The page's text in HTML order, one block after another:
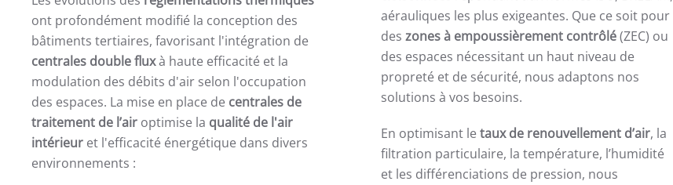
ont profondément modifié la conception des
bâtiments tertiaires, favorisant l'intégration de
centrales double fluxà haute efficacité et la
modulation des débits d'air selon l'occupation
des espaces. La mise en place de centrales de
traitement de l’air optimise la qualité de l'air
intérieur et l'efficacité énergétique dans divers
environnements :
aérauliques les plus exigeantes. Que ce soit pour
des zones à empoussièrement contrôlé(ZEC) ou
des espaces nécessitant un haut niveau de
propreté et de sécurité, nous adaptons nos
solutions à vos besoins.
En optimisant le taux de renouvellement d’air, la
filtration particulaire, la température, l’humidité
et les différenciations de pression, nous